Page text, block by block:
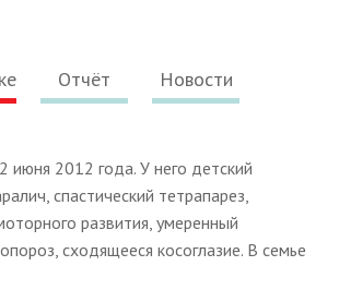
Отчёт Новости
июня 2012 года. У него детский
спастический тетрапарез,
развития, умеренный
сходящееся косоглазие. В семье